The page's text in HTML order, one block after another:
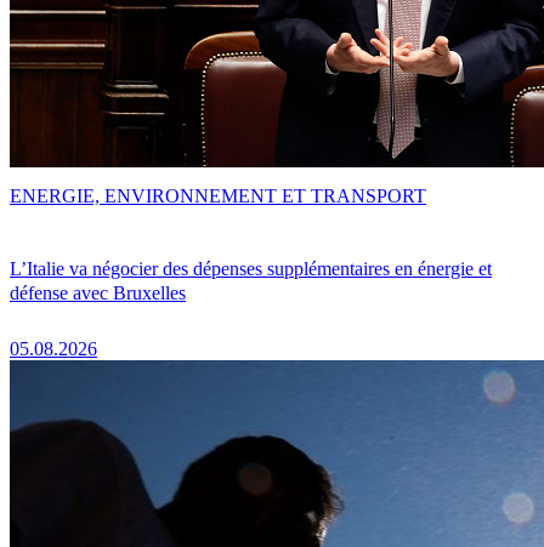
L’Italie va négocier des dépenses supplémentaires en énergie et
défense avec Bruxelles
05.08.2026
ENERGIE, ENVIRONNEMENT ET TRANSPORT